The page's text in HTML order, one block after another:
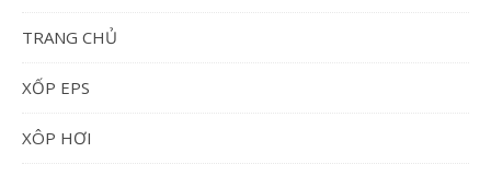
TRANG CHỦ
XỐP EPS
XÔP HƠI